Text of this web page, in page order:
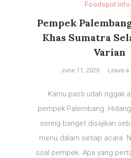
Foodspot Info
Pempek
Khas Sumatra
Varian
June 11, 2026 Leave
Kamu pasti udah nggak
pempek Palembang.
sering banget disajikan
menu dalam setiap acara.
soal pempek. Apa yang